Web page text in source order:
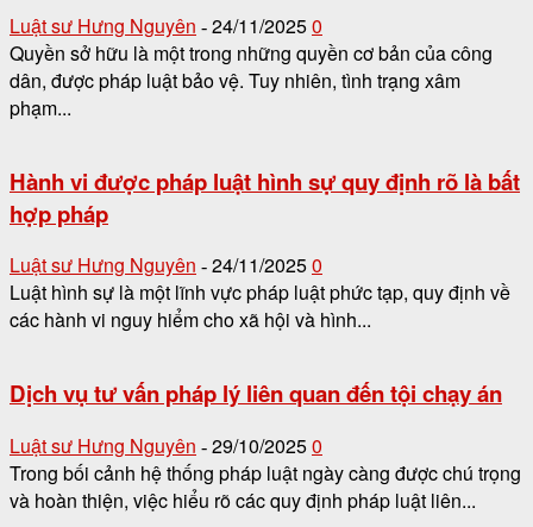
Luật sư Hưng Nguyên - 24/11/20250
Quyền sở hữu là một trong những quyền cơ bản của công
dân, được pháp luật bảo vệ. Tuy nhiên, tình trạng xâm
phạm...
Hành vi được pháp luật hình sự quy định rõ là bất
hợp pháp
Luật sư Hưng Nguyên - 24/11/20250
Luật hình sự là một lĩnh vực pháp luật phức tạp, quy định về
các hành vi nguy hiểm cho xã hội và hình...
Dịch vụ tư vấn pháp lý liên quan đến tội chạy án
Luật sư Hưng Nguyên - 29/10/20250
Trong bối cảnh hệ thống pháp luật ngày càng được chú trọng
và hoàn thiện, việc hiểu rõ các quy định pháp luật liên...